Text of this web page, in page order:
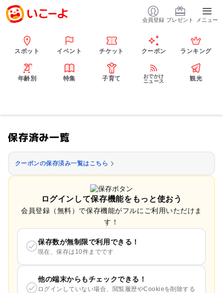
会員登録 プレゼント メニュー
スポット イベント チケット クーポン ランキング
年齢別 特集 子育て
おでかけ
ニュース
観光
保存済み一覧
クーポンの保存済み一覧はこちら
ログインして保存機能をもっと使おう
会員登録（無料）で保存機能がフルにご利用いただけま
す！
保存数が無制限で利用できる！
現在、保存は10件までです
他の端末からもチェックできる！
ログインしていない場合、閲覧履歴やCookieを削除する